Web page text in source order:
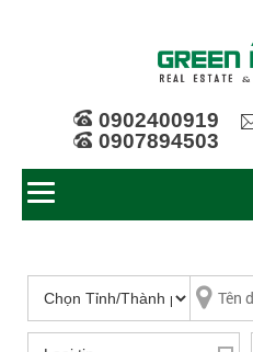
0902400919
0907894503